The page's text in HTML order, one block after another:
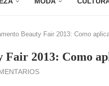
Beauty Fair 2013: Como
Fair 2013: Como